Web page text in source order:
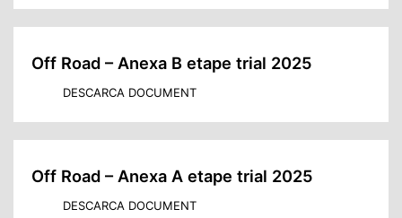
Off Road – Anexa B etape trial 2025
DESCARCA DOCUMENT
Off Road – Anexa A etape trial 2025
DESCARCA DOCUMENT